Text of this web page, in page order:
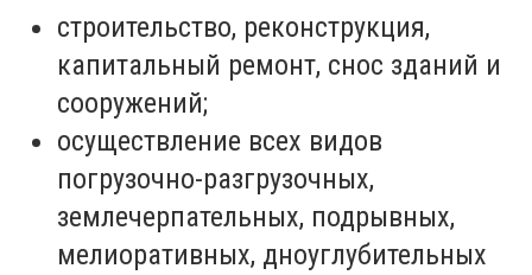
строительство, реконструкция,
капитальный ремонт, снос зданий и
сооружений;
осуществление всех видов
погрузочно-разгрузочных,
землечерпательных, подрывных,
мелиоративных, дноуглубительных